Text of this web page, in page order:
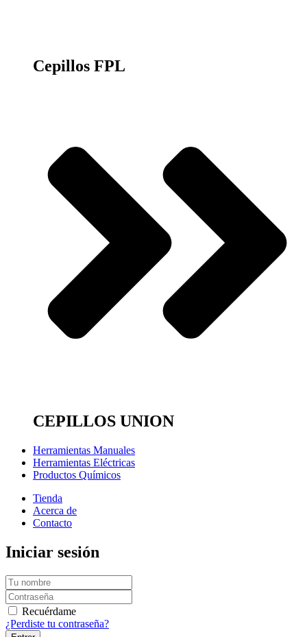
Cepillos FPL
CEPILLOS UNION
Herramientas Manuales
Herramientas Eléctricas
Productos Químicos
Tienda
Acerca de
Contacto
Iniciar sesión
Recuérdame
¿Perdiste tu contraseña?